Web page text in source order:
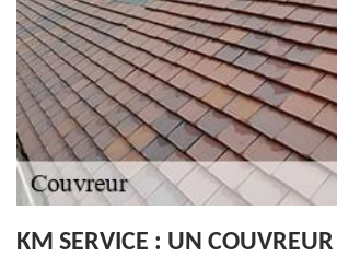
KM SERVICE : UN COUVREUR